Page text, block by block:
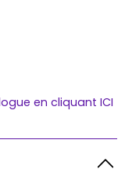
en cliquant ICI